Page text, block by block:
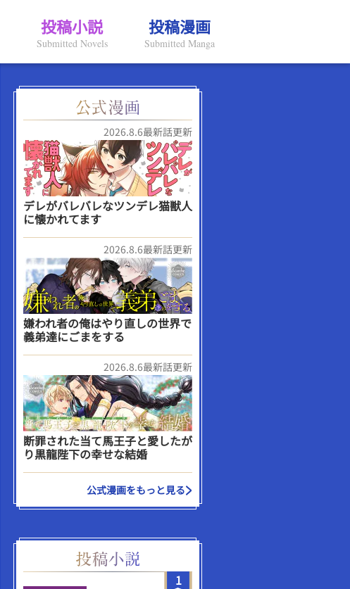
投稿小説
Submitted Novels
投稿漫画
Submitted Manga
2026.8.6最新話更新
デレがバレバレなツンデレ猫獣人
に懐かれてます
2026.8.6最新話更新
嫌われ者の俺はやり直しの世界で
義弟達にごまをする
2026.8.6最新話更新
断罪された当て馬王子と愛したが
り黒龍陛下の幸せな結婚
公式漫画をもっと見る
1